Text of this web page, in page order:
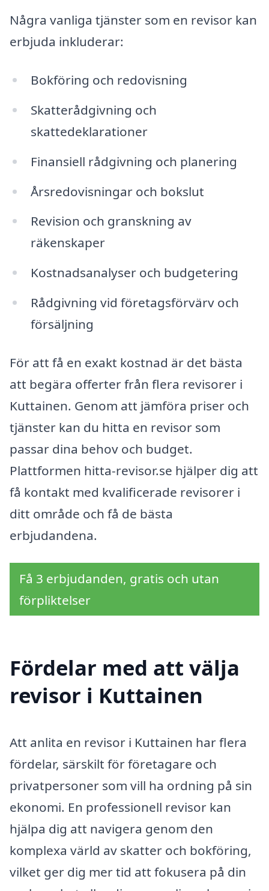
Några vanliga tjänster som en revisor kan
erbjuda inkluderar:
Bokföring och redovisning
Skatterådgivning och
skattedeklarationer
Finansiell rådgivning och planering
Årsredovisningar och bokslut
Revision och granskning av
räkenskaper
Kostnadsanalyser och budgetering
Rådgivning vid företagsförvärv och
försäljning
För att få en exakt kostnad är det bästa
att begära offerter från flera revisorer i
Kuttainen. Genom att jämföra priser och
tjänster kan du hitta en revisor som
passar dina behov och budget.
Plattformen hitta-revisor.se hjälper dig att
få kontakt med kvalificerade revisorer i
ditt område och få de bästa
erbjudandena.
Få 3 erbjudanden, gratis och utan
förpliktelser
Fördelar med att välja
revisor i Kuttainen
Att anlita en revisor i Kuttainen har flera
fördelar, särskilt för företagare och
privatpersoner som vill ha ordning på sin
ekonomi. En professionell revisor kan
hjälpa dig att navigera genom den
komplexa värld av skatter och bokföring,
vilket ger dig mer tid att fokusera på din